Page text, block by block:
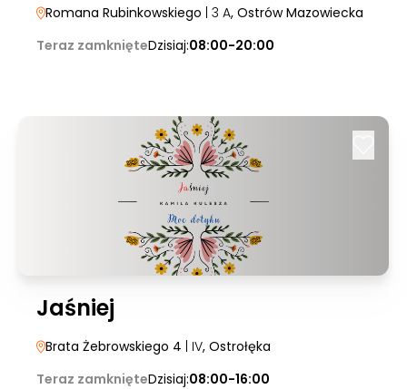
Romana Rubinkowskiego | 3 A, Ostrów Mazowiecka
Teraz zamknięteDzisiaj:08:00-20:00
Jaśniej
Brata Żebrowskiego 4 | IV, Ostrołęka
Teraz zamknięteDzisiaj:08:00-16:00